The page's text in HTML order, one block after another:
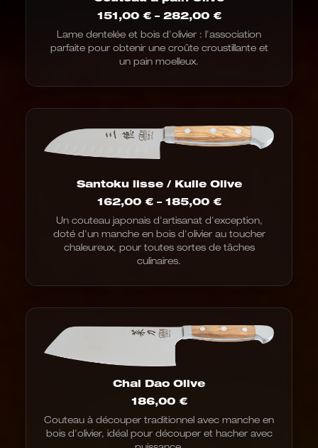
151,00 € – 282,00 €Fourchette
prix
:
282,00
Lame dentelée et bois d'olivier : l'association
parfaite pour obtenir une croûte croustillante et
un pain moelleux.
Santoku lisse / Kulle Olive
162,00 € – 185,00 €Fourchette
prix
:
de
Un couteau japonais d'artisanat d'exception,
doté d'un manche en bois d'olivier au toucher
chaleureux, pour toutes sortes de tâches
culinaires.
Chai Dao Olive
186,00 €
Couteau à découper traditionnel avec manche en
bois d'olivier, idéal pour découper et hacher avec